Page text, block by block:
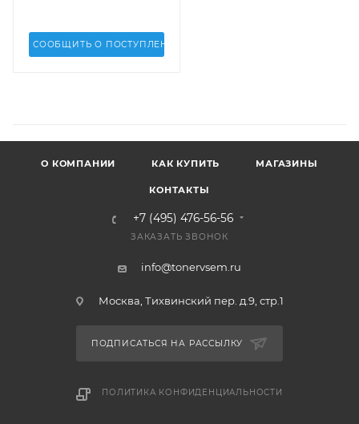
СООБЩИТЬ О ПОСТУПЛЕНИИ
О КОМПАНИИ КАК КУПИТЬ МАГАЗИНЫ
КОНТАКТЫ
+7 (495) 476-56-56
ЗАКАЗАТЬ ЗВОНОК
info@tonervsem.ru
Москва, Тихвинский пер. д.9, стр.1
ПОДПИСАТЬСЯ НА РАССЫЛКУ
ПОЛИТИКА КОНФИДЕНЦИАЛЬНОСТИ